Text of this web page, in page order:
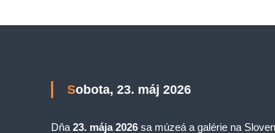
Sobota, 23. máj 2026
Dňa23. mája 2026 sa múzeá a galérie na